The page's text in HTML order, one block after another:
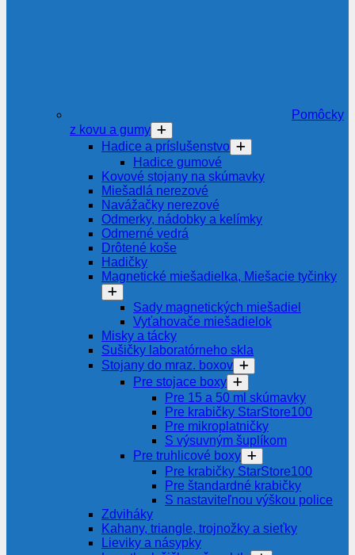
Pomôcky
z kovu a gumy
Hadice a príslušenstvo
Hadice gumové
Kovové stojany na skúmavky
Miešadlá nerezové
Navážačky nerezové
Odmerky, nádobky a kelímky
Odmerné vedrá
Drôtené koše
Hadičky
Magnetické miešadielka, Miešacie tyčinky
Sady magnetických miešadiel
Vyťahovače miešadielok
Misky a tácky
Sušičky laboratórneho skla
Stojany do mraz. boxov
Pre stojace boxy
Pre 15 a 50 ml skúmavky
Pre krabičky StarStore100
Pre mikroplatničky
S výsuvným šuplíkom
Pre truhlicové boxy
Pre krabičky StarStore100
Pre štandardné krabičky
S nastaviteľnou výškou police
Zdviháky
Kahany, triangle, trojnožky a sieťky
Lieviky a násypky